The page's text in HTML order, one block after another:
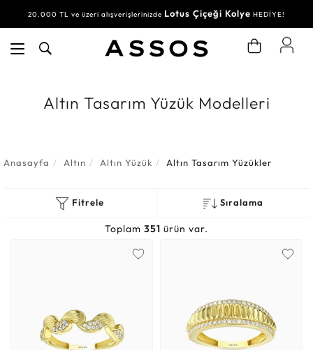
20.000 TL ve üzeri alışverişlerinizde Lotus Çiçeği Kolye HEDİYE!
Altın Tasarım Yüzük Modelleri
Anasayfa Altın Altın Yüzük Altın Tasarım Yüzükler
Fitrele Sıralama
Toplam 351 ürün var.